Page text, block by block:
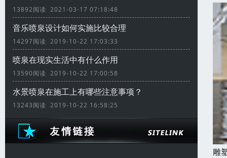
13892阅读 2021-03-17 07:18:48
音乐喷泉设计如何实施比较合理
14297阅读 2019-10-22 17:03:33
喷泉在现实生活中有什么作用
13590阅读 2019-10-22 17:00:58
水景喷泉在施工上有哪些注意事项？
13243阅读 2019-10-22 16:58:25
雕